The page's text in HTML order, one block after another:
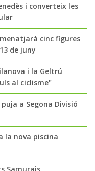
i converteix les
cinc figures
de juny
i la Geltrú
al ciclisme"
a Segona Divisió
la nova piscina